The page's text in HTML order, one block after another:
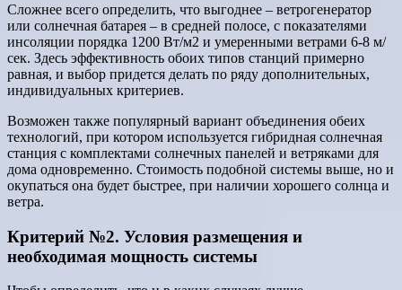
Сложнее всего определить, что выгоднее – ветрогенератор
или солнечная батарея – в средней полосе, с показателями
инсоляции порядка 1200 Вт/м2 и умеренными ветрами 6-8 м/
сек. Здесь эффективность обоих типов станций примерно
равная, и выбор придется делать по ряду дополнительных,
индивидуальных критериев.
Возможен также популярный вариант объединения обеих
технологий, при котором используется гибридная солнечная
станция с комплектами солнечных панелей и ветряками для
дома одновременно. Стоимость подобной системы выше, но и
окупаться она будет быстрее, при наличии хорошего солнца и
ветра.
Критерий №2. Условия размещения и
необходимая мощность системы